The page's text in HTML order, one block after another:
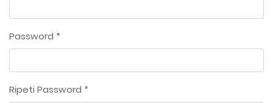
Password *
Ripeti Password *